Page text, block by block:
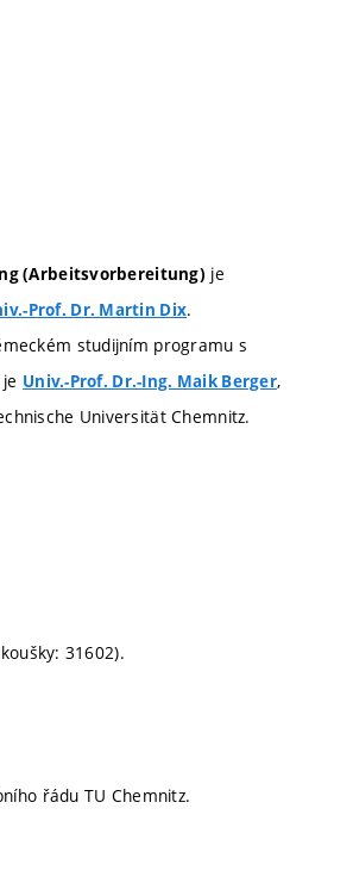
(Arbeitsvorbereitung) je
Prof. Dr. Martin Dix.
studijním programu s
Univ.-Prof. Dr.-Ing. Maik Berger,
Universität Chemnitz.
31602).
řádu TU Chemnitz.